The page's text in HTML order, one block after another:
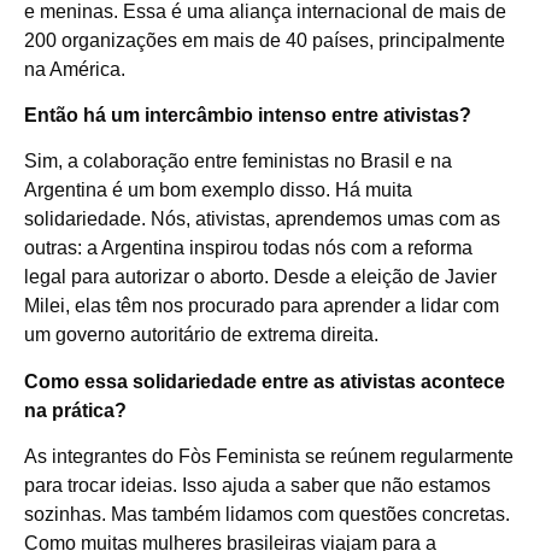
e meninas. Essa é uma aliança internacional de mais de
200 organizações em mais de 40 países, principalmente
na América.
Então há um intercâmbio intenso entre ativistas?
Sim, a colaboração entre feministas no Brasil e na
Argentina é um bom exemplo disso. Há muita
solidariedade. Nós, ativistas, aprendemos umas com as
outras: a Argentina inspirou todas nós com a reforma
legal para autorizar o aborto. Desde a eleição de Javier
Milei, elas têm nos procurado para aprender a lidar com
um governo autoritário de extrema direita.
Como essa solidariedade entre as ativistas acontece
na prática?
As integrantes do Fòs Feminista se reúnem regularmente
para trocar ideias. Isso ajuda a saber que não estamos
sozinhas. Mas também lidamos com questões concretas.
Como muitas mulheres brasileiras viajam para a